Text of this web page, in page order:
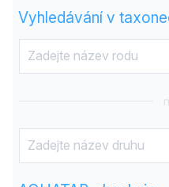
Vyhledávání v